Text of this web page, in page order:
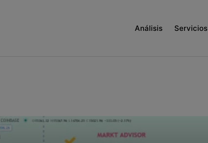
Análisis Servicios